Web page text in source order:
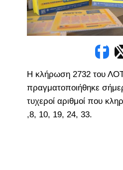
Η κλήρωση 2732 του
πραγματοποιήθηκε
τυχεροί αριθμοί που
,8, 10, 19, 24, 33.